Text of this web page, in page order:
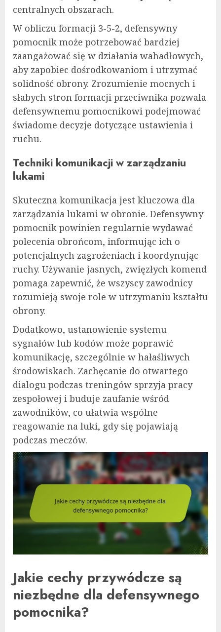
centralnych obszarach.
W obliczu formacji 3-5-2, defensywny
pomocnik może potrzebować bardziej
zaangażować się w działania wahadłowych,
aby zapobiec dośrodkowaniom i utrzymać
solidność obrony. Zrozumienie mocnych i
słabych stron formacji przeciwnika pozwala
defensywnemu pomocnikowi podejmować
świadome decyzje dotyczące ustawienia i
ruchu.
Techniki komunikacji w zarządzaniu
lukami
Skuteczna komunikacja jest kluczowa dla
zarządzania lukami w obronie. Defensywny
pomocnik powinien regularnie wydawać
polecenia obrońcom, informując ich o
potencjalnych zagrożeniach i koordynując
ruchy. Używanie jasnych, zwięzłych komend
pomaga zapewnić, że wszyscy zawodnicy
rozumieją swoje role w utrzymaniu kształtu
obrony.
Dodatkowo, ustanowienie systemu
sygnałów lub kodów może poprawić
komunikację, szczególnie w hałaśliwych
środowiskach. Zachęcanie do otwartego
dialogu podczas treningów sprzyja pracy
zespołowej i buduje zaufanie wśród
zawodników, co ułatwia wspólne
reagowanie na luki, gdy się pojawiają
podczas meczów.
Jakie cechy przywódcze są
niezbędne dla defensywnego
pomocnika?